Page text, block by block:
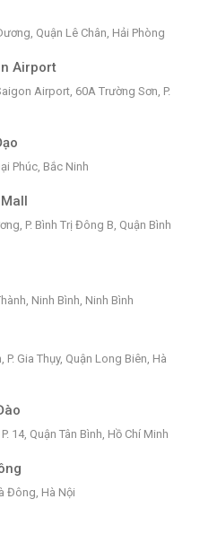
Quận Lê Chân, Hải Phòng
Airport
Airport, 60A Trường Sơn, P.
Phúc, Bắc Ninh
P. Bình Trị Đông B, Quận Bình
Ninh Bình, Ninh Bình
Gia Thụy, Quận Long Biên, Hà
14, Quận Tân Bình, Hồ Chí Minh
Đông, Hà Nội